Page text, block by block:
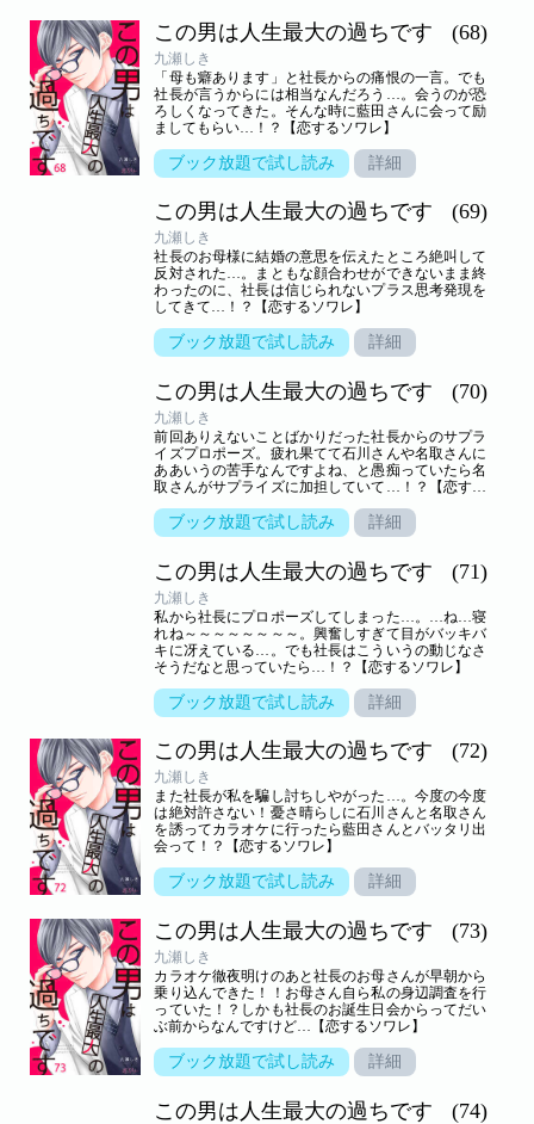
この男は人生最大の過ちです (68)
九瀬しき
「母も癖あります」と社長からの痛恨の一言。でも
社長が言うからには相当なんだろう…。会うのが恐
ろしくなってきた。そんな時に藍田さんに会って励
ましてもらい…！？【恋するソワレ】
ブック放題で試し読み 詳細
この男は人生最大の過ちです (69)
九瀬しき
社長のお母様に結婚の意思を伝えたところ絶叫して
反対された…。まともな顔合わせができないまま終
わったのに、社長は信じられないプラス思考発現を
してきて…！？【恋するソワレ】
ブック放題で試し読み 詳細
この男は人生最大の過ちです (70)
九瀬しき
前回ありえないことばかりだった社長からのサプラ
イズプロポーズ。疲れ果てて石川さんや名取さんに
ああいうの苦手なんですよね、と愚痴っていたら名
取さんがサプライズに加担していて…！？【恋する
ブック放題で試し読み 詳細
この男は人生最大の過ちです (71)
九瀬しき
私から社長にプロポーズしてしまった…。…ね…寝
れね～～～～～～～～。興奮しすぎて目がバッキバ
キに冴えている…。でも社長はこういうの動じなさ
そうだなと思っていたら…！？【恋するソワレ】
ブック放題で試し読み 詳細
この男は人生最大の過ちです (72)
九瀬しき
また社長が私を騙し討ちしやがった…。今度の今度
は絶対許さない！憂さ晴らしに石川さんと名取さん
を誘ってカラオケに行ったら藍田さんとバッタリ出
会って！？【恋するソワレ】
ブック放題で試し読み 詳細
この男は人生最大の過ちです (73)
九瀬しき
カラオケ徹夜明けのあと社長のお母さんが早朝から
乗り込んできた！！お母さん自ら私の身辺調査を行
っていた！？しかも社長のお誕生日会からってだい
ぶ前からなんですけど…【恋するソワレ】
ブック放題で試し読み 詳細
この男は人生最大の過ちです (74)